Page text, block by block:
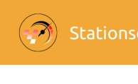
contenu